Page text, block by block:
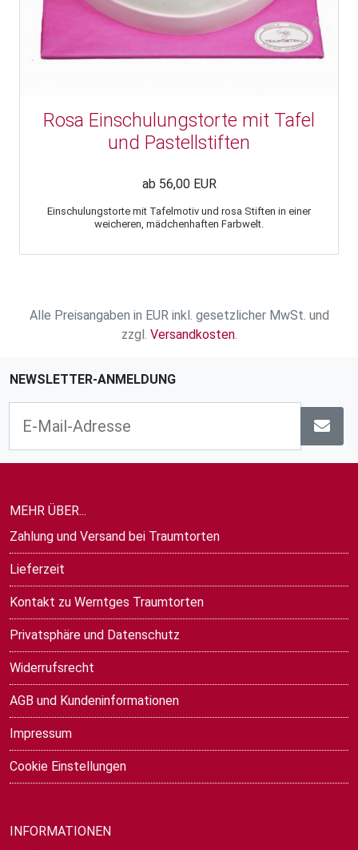
Rosa Einschulungstorte mit Tafel
und Pastellstiften
ab 56,00 EUR
Einschulungstorte mit Tafelmotiv und rosa Stiften in einer
weicheren, mädchenhaften Farbwelt.
Alle Preisangaben in EUR inkl. gesetzlicher MwSt. und
zzgl. Versandkosten.
NEWSLETTER-ANMELDUNG
MEHR ÜBER...
Zahlung und Versand bei Traumtorten
Lieferzeit
Kontakt zu Werntges Traumtorten
Privatsphäre und Datenschutz
Widerrufsrecht
AGB und Kundeninformationen
Impressum
Cookie Einstellungen
INFORMATIONEN